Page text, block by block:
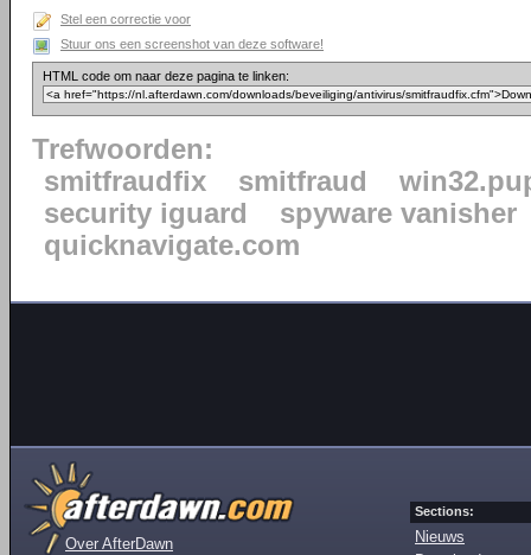
Stel een correctie voor
Stuur ons een screenshot van deze software!
HTML code om naar deze pagina te linken:
Trefwoorden:
smitfraudfix
smitfraud
security iguard
spyware vanisher
quicknavigate.com
Over AfterDawn
Sections:
Nieuws